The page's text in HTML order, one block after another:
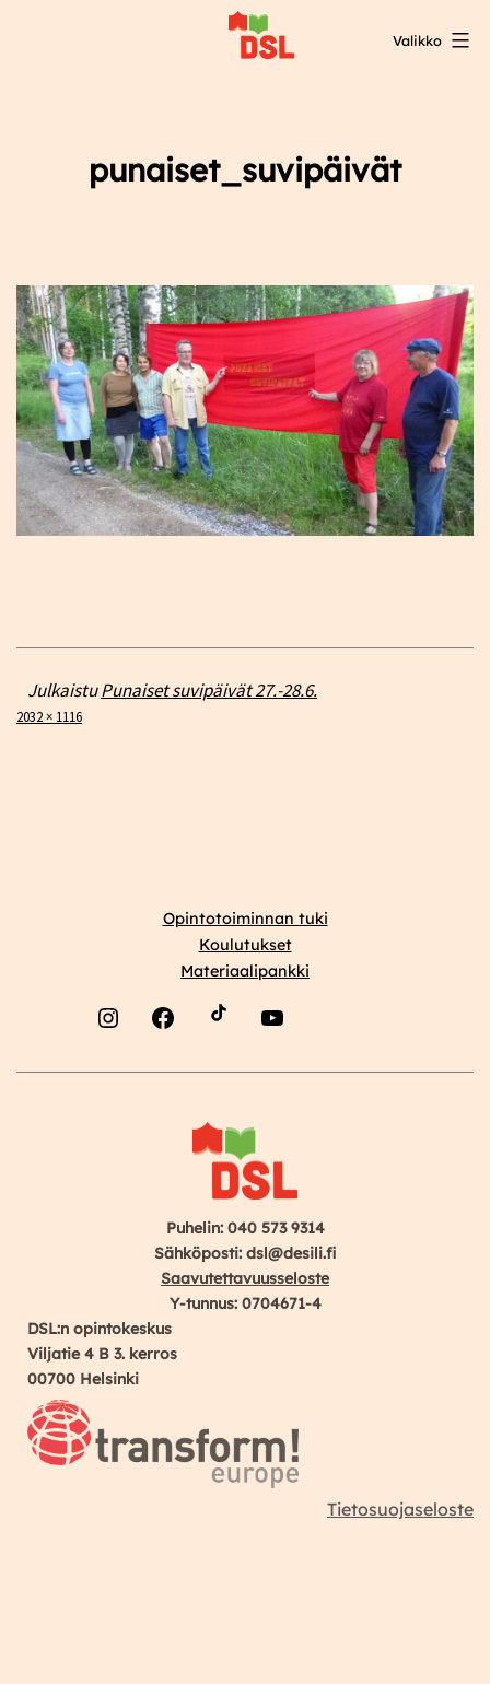
Valikko
punaiset_suvipäivät
JulkaistuPunaiset suvipäivät 27.-28.6.
Täysikokoinen
2032 × 1116
Opintotoiminnan tuki
Koulutukset
Materiaalipankki
Puhelin: 040 573 9314
Sähköposti: dsl@desili.fi
Saavutettavuusseloste
Y-tunnus: 0704671-4
DSL:n opintokeskus
Viljatie 4 B 3. kerros
00700 Helsinki
Tietosuojaseloste